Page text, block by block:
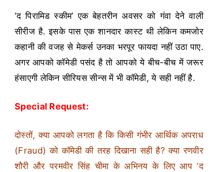
‘द पिरामिड स्कीम’ एक बेहतरीन अवसर को गंवा देने वाली
सीरीज है. इसके पास एक शानदार कास्ट थी लेकिन कमजोर
कहानी की वजह से मेकर्स उनका भरपूर फायदा नहीं उठा पाए.
अगर आपको कॉमेडी पसंद है तो आपको ये बीच-बीच में जरूर
हंसाएगी लेकिन सीरियस सीन्स में भी कॉमेडी, ये सही नहीं है.
Special Request:
दोस्तों, क्या आपको लगता है कि किसी गंभीर आर्थिक अपराध
(Fraud) को कॉमेडी की तरह दिखाना सही है? क्या रणवीर
शौरी और परमवीर सिंह चीमा के अभिनय के लिए आप ‘द